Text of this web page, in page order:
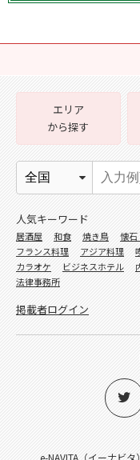
e-NAVITA（イーナビタ
エリア
から探す
人気キーワード
居酒屋 和食 焼き鳥 懐石
フランス料理
アジア料理
カラオケ
ビジネスホテル
法律事務所
掲載者ログイン